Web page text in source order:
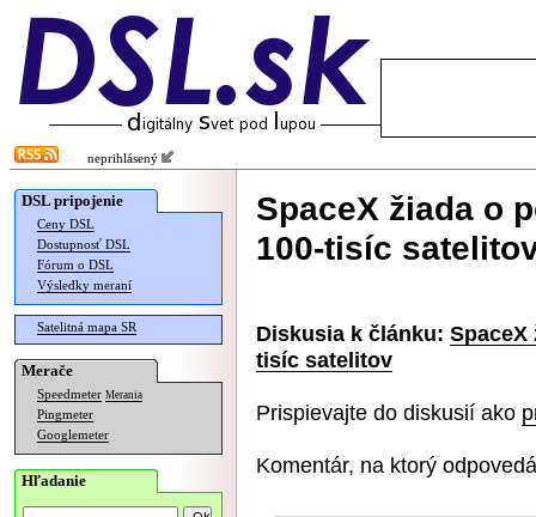
neprihlásený
DSL pripojenie
Ceny DSL
Dostupnosť DSL
Fórum o DSL
Výsledky meraní
Satelitná mapa SR
Merače
Speedmeter Merania
Pingmeter
Googlemeter
Hľadanie
SpaceX žiada o
100-tisíc
Diskusia k článku:
tisíc satelitov
Prispievajte do diskusií ako
Komentár, na ktorý